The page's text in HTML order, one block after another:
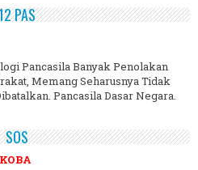
PAS
Pancasila Banyak Penolakan
Memang Seharusnya Tidak
Pancasila Dasar Negara.
SOS